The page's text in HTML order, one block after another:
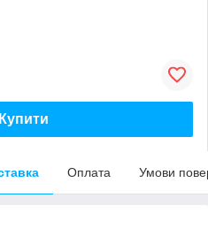
Купити
Оплата Умови